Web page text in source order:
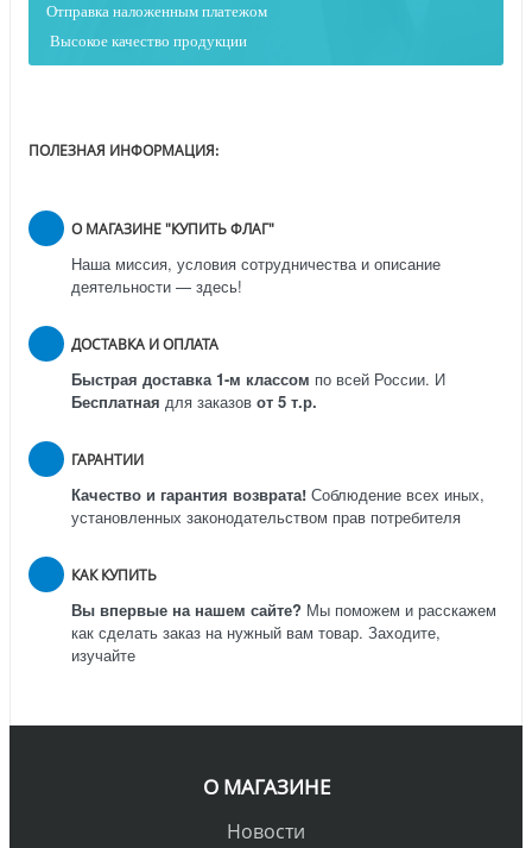
Отправка наложенным платежом
Высокое качество продукции
ПОЛЕЗНАЯ ИНФОРМАЦИЯ:
О МАГАЗИНЕ "КУПИТЬ ФЛАГ"
Наша миссия, условия сотрудничества и описание
деятельности — здесь!
ДОСТАВКА И ОПЛАТА
Быстрая доставка 1-м классом по всей России. И
Бесплатная для заказов от 5 т.р.
ГАРАНТИИ
Качество и гарантия возврата! Соблюдение всех иных,
установленных законодательством прав потребителя
КАК КУПИТЬ
Вы впервые на нашем сайте? Мы поможем и расскажем
как сделать заказ на нужный вам товар. Заходите,
изучайте
О МАГАЗИНЕ
Новости